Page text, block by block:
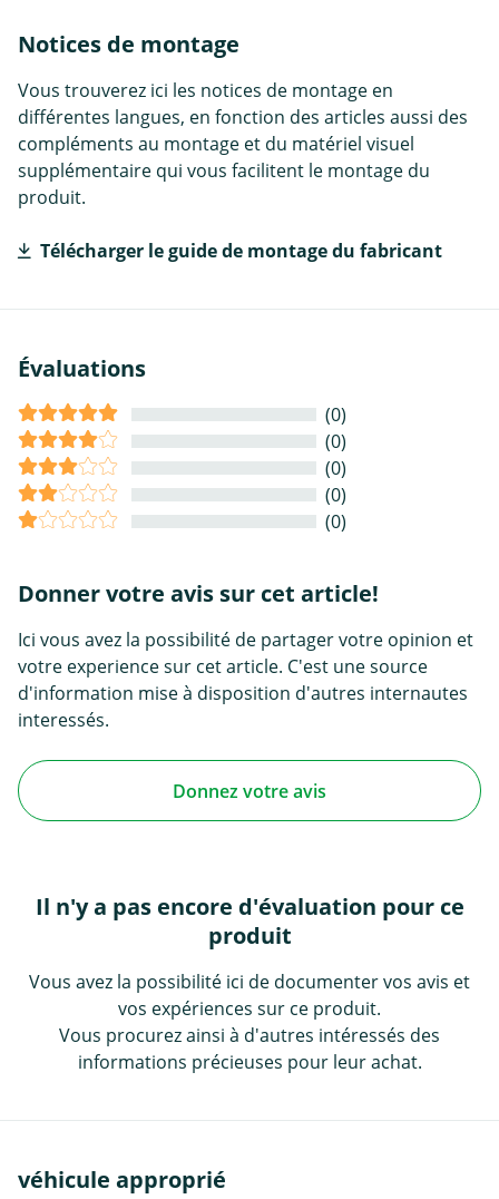
Notices de montage
Vous trouverez ici les notices de montage en
différentes langues, en fonction des articles aussi des
compléments au montage et du matériel visuel
supplémentaire qui vous facilitent le montage du
produit.
Télécharger le guide de montage du fabricant
Évaluations
(0)
(0)
(0)
(0)
(0)
Donner votre avis sur cet article!
Ici vous avez la possibilité de partager votre opinion et
votre experience sur cet article. C'est une source
d'information mise à disposition d'autres internautes
interessés.
Donnez votre avis
Il n'y a pas encore d'évaluation pour ce
produit
Vous avez la possibilité ici de documenter vos avis et
vos expériences sur ce produit.
Vous procurez ainsi à d'autres intéressés des
informations précieuses pour leur achat.
véhicule approprié